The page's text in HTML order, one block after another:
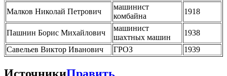
Малков Николай Петрович
машинист
комбайна
1918
Пашнин Борис Михайлович
машинист
шахтных машин
1938
Савельев Виктор Иванович
ГРОЗ 1939